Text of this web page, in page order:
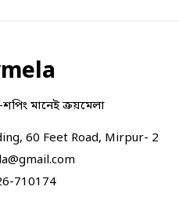
মানেই ক্রয়মেলা
60 Feet Road, Mirpur- 2
710174